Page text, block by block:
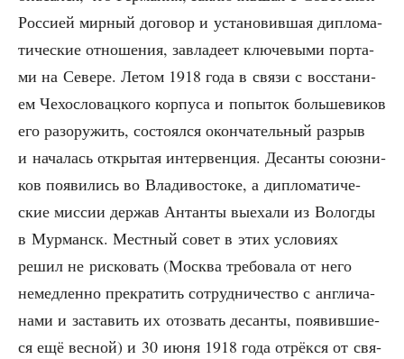
Рос­си­ей мир­ный дого­вор и уста­но­вив­шая дипло­ма­
ти­че­ские отно­ше­ния, завла­де­ет клю­че­вы­ми пор­та­
ми на Севе­ре. Летом 1918 года в свя­зи с вос­ста­ни­
ем Чехо­сло­вац­ко­го кор­пу­са и попы­ток боль­ше­ви­ков
его разору­жить, состо­ял­ся окон­ча­тель­ный раз­рыв
и нача­лась откры­тая интер­вен­ция. Десан­ты союз­ни­
ков появи­лись во Вла­ди­во­сто­ке, а дипло­ма­ти­че­
ские мис­сии дер­жав Антан­ты выеха­ли из Волог­ды
в Мур­манск. Мест­ный совет в этих усло­ви­ях
решил не рис­ко­вать (Москва тре­бо­ва­ла от него
немед­лен­но пре­кра­тить сотруд­ни­че­ство с англи­ча­
на­ми и заста­вить их ото­звать десан­ты, появив­ши­е­
ся ещё вес­ной) и 30 июня 1918 года отрёк­ся от свя­